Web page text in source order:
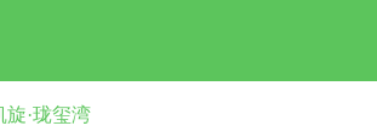
旋·珑玺湾